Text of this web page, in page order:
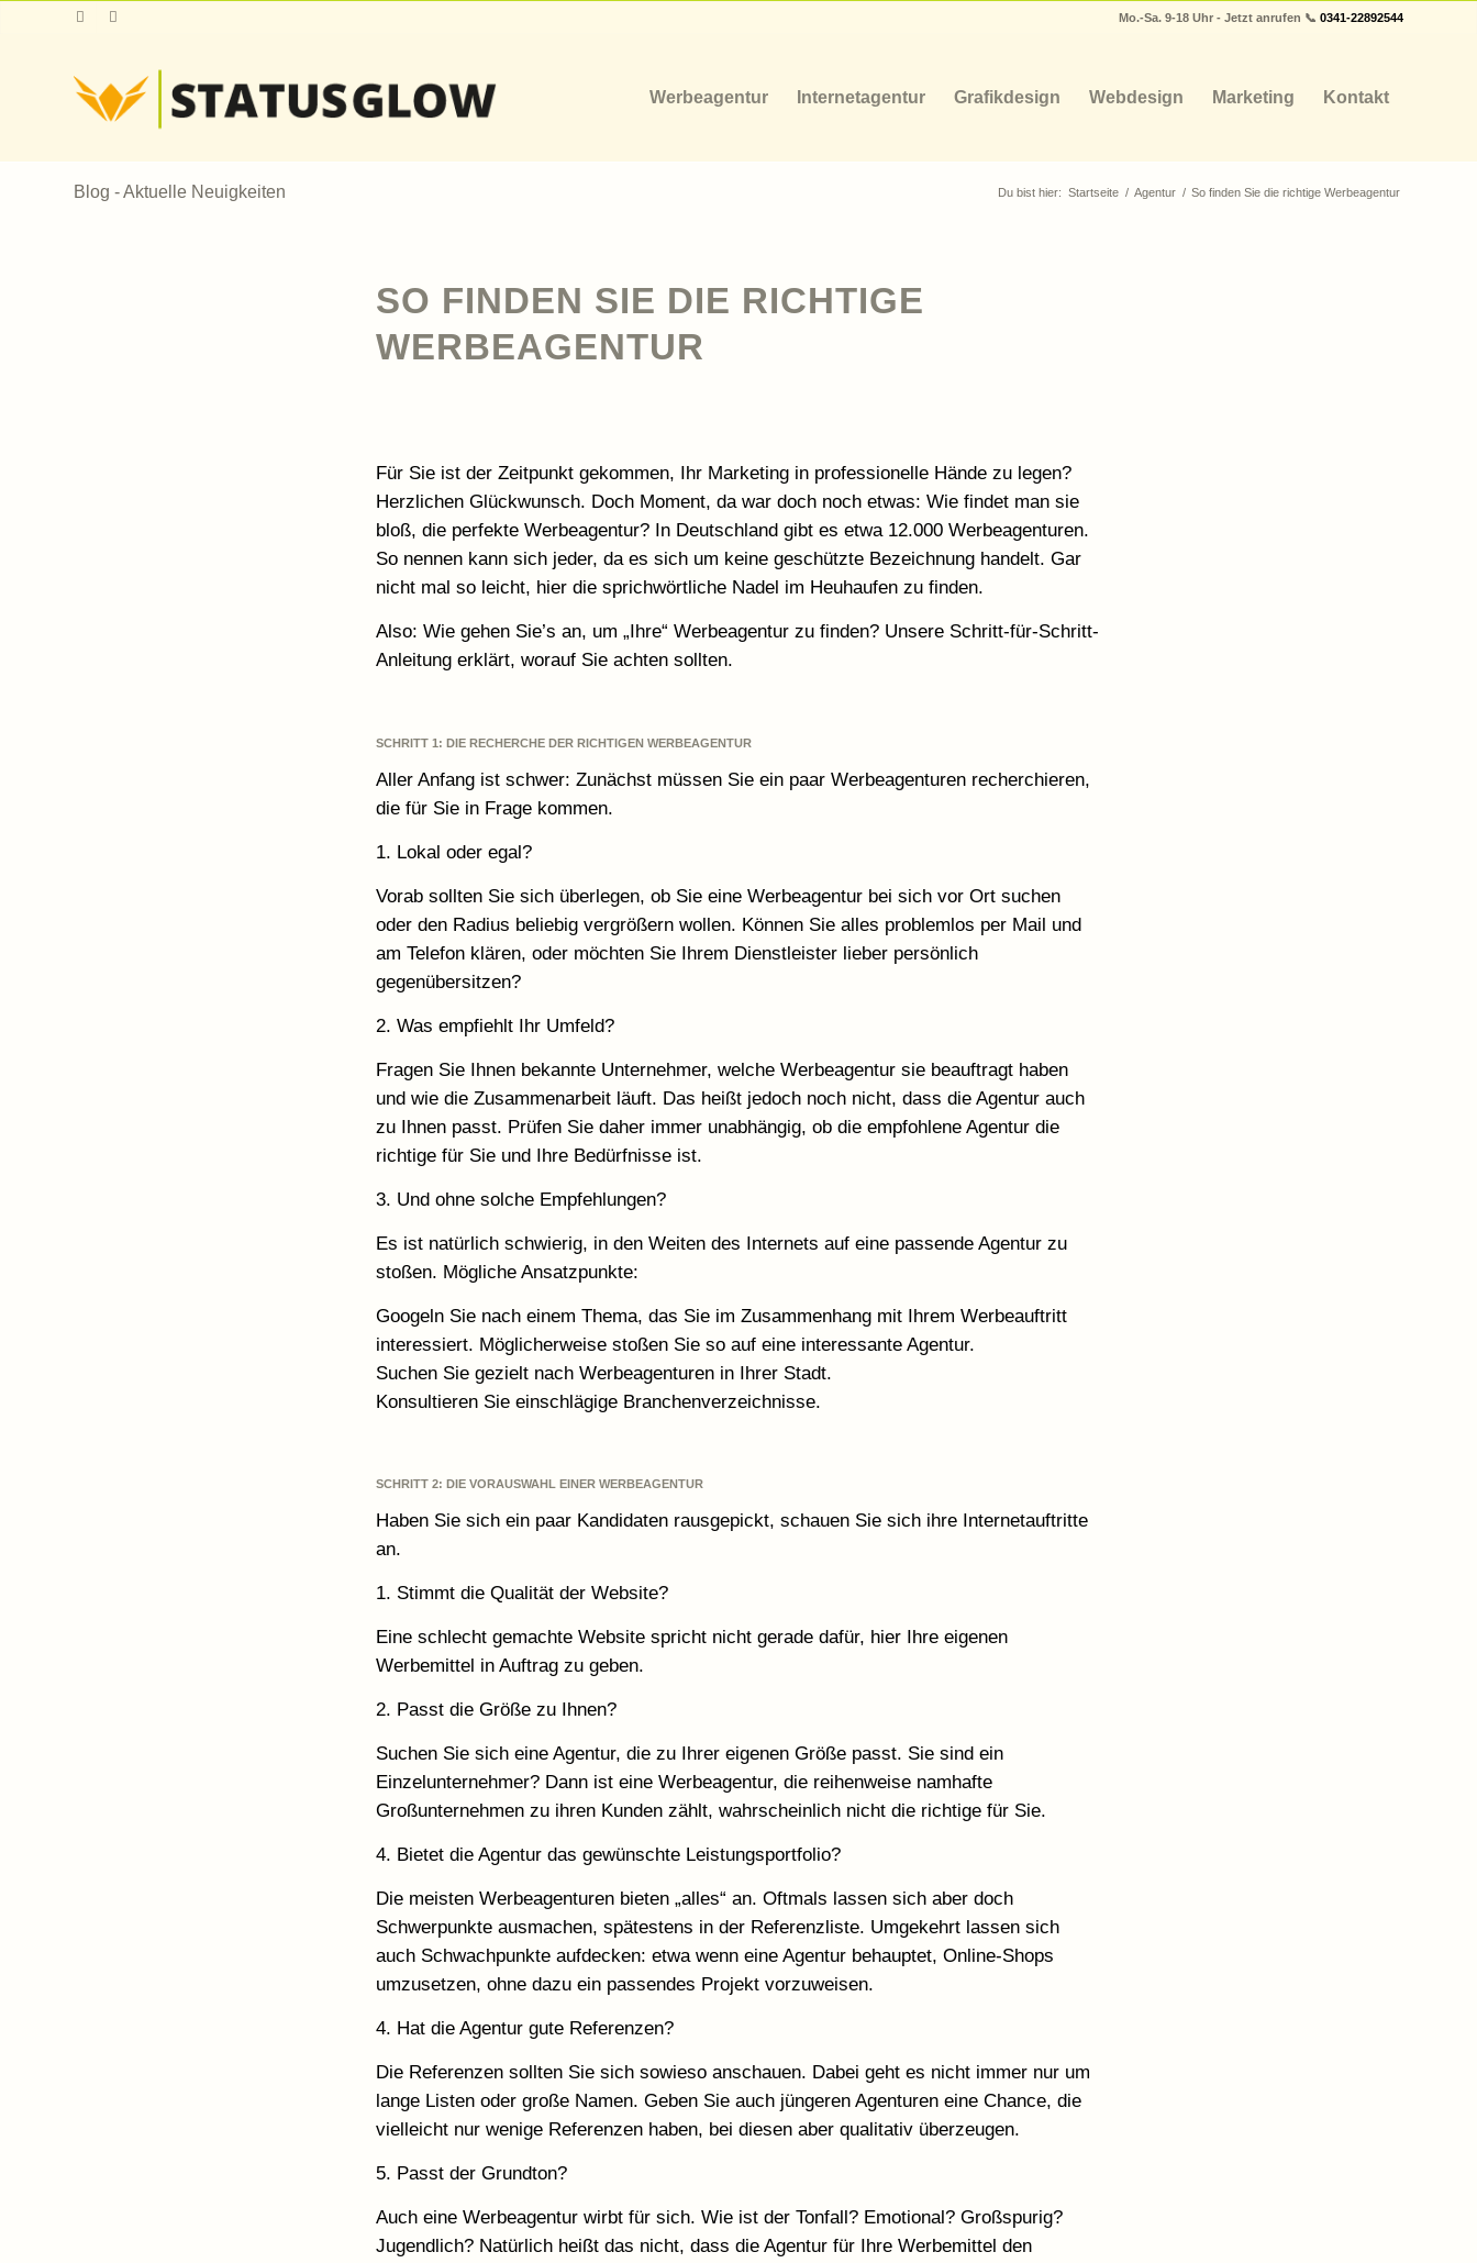
Mo.-Sa. 9-18 Uhr - Jetzt anrufen 📞 0341-22892544
Werbeagentur Internetagentur Grafikdesign Webdesign Marketing Kontakt
Blog - Aktuelle Neuigkeiten Du bist hier: Startseite / Agentur / So finden Sie die richtige Werbeagentur
SO FINDEN SIE DIE RICHTIGE
WERBEAGENTUR
Für Sie ist der Zeitpunkt gekommen, Ihr Marketing in professionelle Hände zu legen?
Herzlichen Glückwunsch. Doch Moment, da war doch noch etwas: Wie findet man sie
bloß, die perfekte Werbeagentur? In Deutschland gibt es etwa 12.000 Werbeagenturen.
So nennen kann sich jeder, da es sich um keine geschützte Bezeichnung handelt. Gar
nicht mal so leicht, hier die sprichwörtliche Nadel im Heuhaufen zu finden.
Also: Wie gehen Sie’s an, um „Ihre“ Werbeagentur zu finden? Unsere Schritt-für-Schritt-
Anleitung erklärt, worauf Sie achten sollten.
SCHRITT 1: DIE RECHERCHE DER RICHTIGEN WERBEAGENTUR
Aller Anfang ist schwer: Zunächst müssen Sie ein paar Werbeagenturen recherchieren,
die für Sie in Frage kommen.
1. Lokal oder egal?
Vorab sollten Sie sich überlegen, ob Sie eine Werbeagentur bei sich vor Ort suchen
oder den Radius beliebig vergrößern wollen. Können Sie alles problemlos per Mail und
am Telefon klären, oder möchten Sie Ihrem Dienstleister lieber persönlich
gegenübersitzen?
2. Was empfiehlt Ihr Umfeld?
Fragen Sie Ihnen bekannte Unternehmer, welche Werbeagentur sie beauftragt haben
und wie die Zusammenarbeit läuft. Das heißt jedoch noch nicht, dass die Agentur auch
zu Ihnen passt. Prüfen Sie daher immer unabhängig, ob die empfohlene Agentur die
richtige für Sie und Ihre Bedürfnisse ist.
3. Und ohne solche Empfehlungen?
Es ist natürlich schwierig, in den Weiten des Internets auf eine passende Agentur zu
stoßen. Mögliche Ansatzpunkte:
Googeln Sie nach einem Thema, das Sie im Zusammenhang mit Ihrem Werbeauftritt
interessiert. Möglicherweise stoßen Sie so auf eine interessante Agentur.
Suchen Sie gezielt nach Werbeagenturen in Ihrer Stadt.
Konsultieren Sie einschlägige Branchenverzeichnisse.
SCHRITT 2: DIE VORAUSWAHL EINER WERBEAGENTUR
Haben Sie sich ein paar Kandidaten rausgepickt, schauen Sie sich ihre Internetauftritte
an.
1. Stimmt die Qualität der Website?
Eine schlecht gemachte Website spricht nicht gerade dafür, hier Ihre eigenen
Werbemittel in Auftrag zu geben.
2. Passt die Größe zu Ihnen?
Suchen Sie sich eine Agentur, die zu Ihrer eigenen Größe passt. Sie sind ein
Einzelunternehmer? Dann ist eine Werbeagentur, die reihenweise namhafte
Großunternehmen zu ihren Kunden zählt, wahrscheinlich nicht die richtige für Sie.
4. Bietet die Agentur das gewünschte Leistungsportfolio?
Die meisten Werbeagenturen bieten „alles“ an. Oftmals lassen sich aber doch
Schwerpunkte ausmachen, spätestens in der Referenzliste. Umgekehrt lassen sich
auch Schwachpunkte aufdecken: etwa wenn eine Agentur behauptet, Online-Shops
umzusetzen, ohne dazu ein passendes Projekt vorzuweisen.
4. Hat die Agentur gute Referenzen?
Die Referenzen sollten Sie sich sowieso anschauen. Dabei geht es nicht immer nur um
lange Listen oder große Namen. Geben Sie auch jüngeren Agenturen eine Chance, die
vielleicht nur wenige Referenzen haben, bei diesen aber qualitativ überzeugen.
5. Passt der Grundton?
Auch eine Werbeagentur wirbt für sich. Wie ist der Tonfall? Emotional? Großspurig?
Jugendlich? Natürlich heißt das nicht, dass die Agentur für Ihre Werbemittel den